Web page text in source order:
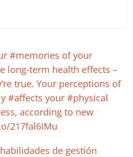
#memories of your
long-term health effects –
true. Your perceptions of
#affects your #physical
according to new
217fal6IMu
de gestión